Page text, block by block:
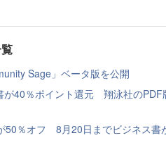
Sage」ベータ版を公開
が40％ポイント還元 翔泳社のPDF
50％オフ 8月20日までビジネス書